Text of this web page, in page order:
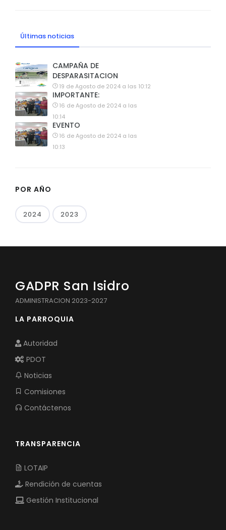
Últimas noticias
CAMPAÑA DE
DESPARASITACION
19 de Agosto de 2024 a las 10:12
IMPORTANTE:
16 de Agosto de 2024 a las
10:14
EVENTO
16 de Agosto de 2024 a las
10:13
POR AÑO
2024 2023
GADPR San Isidro
ADMINISTRACION 2023-2027
LA PARROQUIA
Autoridad
PDOT
Noticias
Comisiones
Contáctenos
TRANSPARENCIA
LOTAIP
Rendición de cuentas
Gestión Institucional